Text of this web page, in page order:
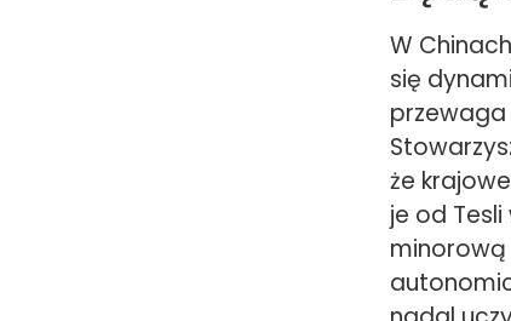
W
się
przewaga
że
je od
minorową